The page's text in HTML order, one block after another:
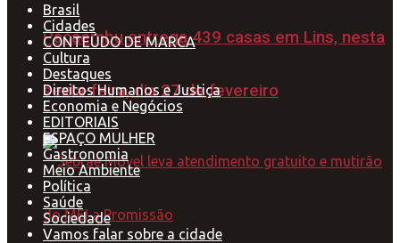
Pacaembu entrega 439 casas em Lins, nesta
sexta-feira, dia 27 de fevereiro
Brasil
Cidades
CONTEÚDO DE MARCA
Cultura
Destaques
Direitos Humanos e Justiça
Economia e Negócios
EDITORIAIS
ESPAÇO MULHER
Gastronomia
Meio Ambiente
Política
Saúde
Sociedade
Vamos falar sobre a cidade